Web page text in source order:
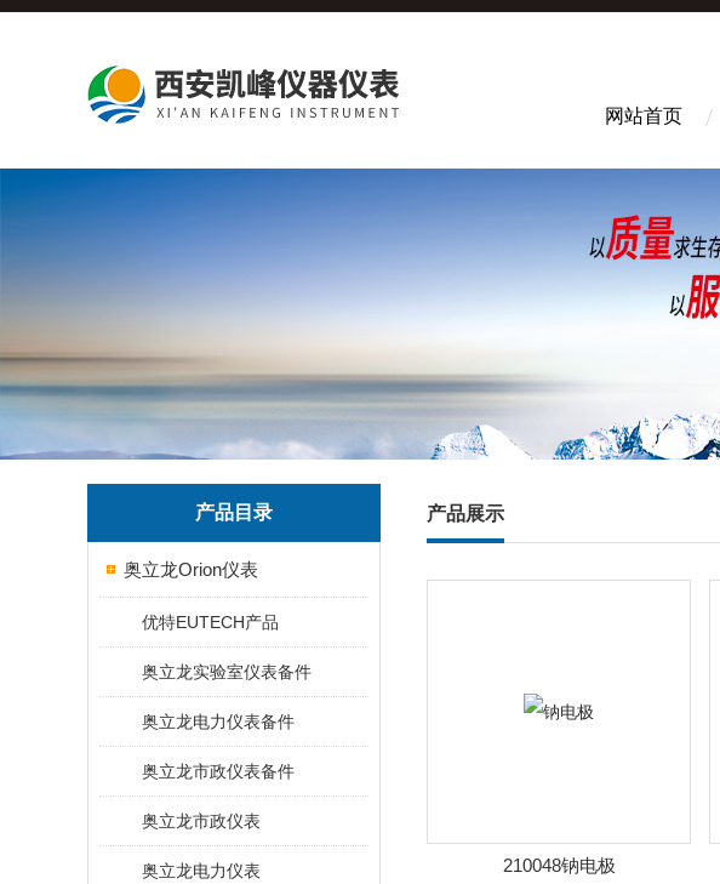
网站首页
产品目录
奥立龙Orion仪表
优特EUTECH产品
奥立龙实验室仪表备件
奥立龙电力仪表备件
奥立龙市政仪表备件
奥立龙市政仪表
奥立龙电力仪表
产品展示
210048钠电极